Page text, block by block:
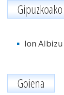
Ion
Goiena